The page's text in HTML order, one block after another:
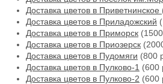
Доставка цветов в Приветнинское
Доставка цветов в Приладожский
Доставка цветов в Приморск
Доставка цветов в Приозерск
Доставка цветов в Пудомяги (800
Доставка цветов в Пулково-1 (600
Доставка цветов в Пулково-2 (600